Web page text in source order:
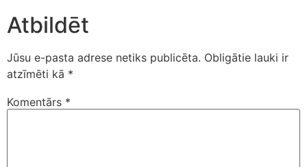
Atbildēt
Jūsu e-pasta adrese netiks publicēta. Obligātie lauki ir
atzīmēti kā *
Komentārs *